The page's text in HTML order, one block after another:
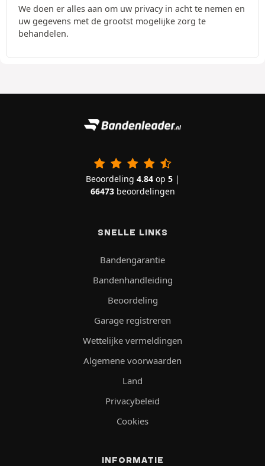
We doen er alles aan om uw privacy in acht te nemen en
uw gegevens met de grootst mogelijke zorg te
behandelen.
Beoordeling 4.84op 5|
66473beoordelingen
SNELLE LINKS
Bandengarantie
Bandenhandleiding
Beoordeling
Garage registreren
Wettelijke vermeldingen
Algemene voorwaarden
Land
Privacybeleid
Cookies
INFORMATIE